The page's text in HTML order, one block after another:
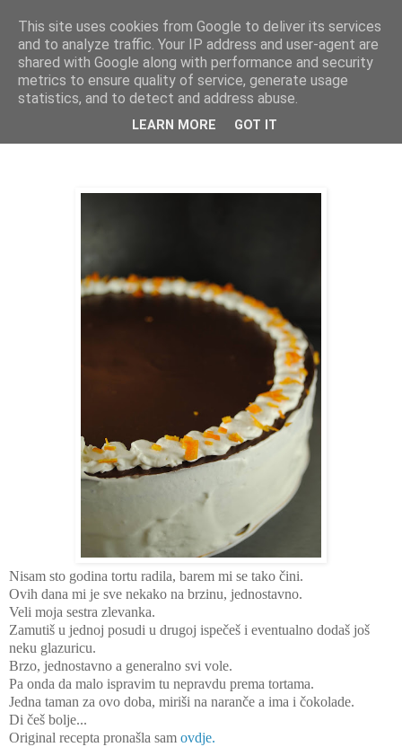
THURSDAYSCOOKING
ponedjeljak, 23. studenoga 2020.
Torta sa mousseom od naranče
Nisam sto godina tortu radila, barem mi se tako čini.
Ovih dana mi je sve nekako na brzinu, jednostavno.
Veli moja sestra zlevanka.
Zamutiš u jednoj posudi u drugoj ispečeš i eventualno dodaš još
neku glazuricu.
Brzo, jednostavno a generalno svi vole.
Pa onda da malo ispravim tu nepravdu prema tortama.
Jedna taman za ovo doba, miriši na naranče a ima i čokolade.
Di češ bolje...
Original recepta pronašla sam ovdje.
This site uses cookies from Google to deliver its services
and to analyze traffic. Your IP address and user-agent are
shared with Google along with performance and security
metrics to ensure quality of service, generate usage
statistics, and to detect and address abuse.
LEARN MORE GOT IT